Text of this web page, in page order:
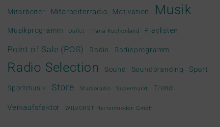
Mitarbeiter Mitarbeiterradio Motivation Musik
Musikprogramm Outlet Plana Küchenland Playlisten
Point of Sale (POS) Radio Radioprogramm
Radio Selection Sound Soundbranding Sport
Sportmusik Store Studioradio Supermarkt Trend
Verkaufsfaktor WILVORST Herrenmoden GmbH